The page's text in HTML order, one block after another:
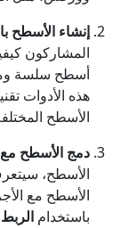
إنشاء الأسطح
المشاركون
أسطح سلسة
هذه الأدوات
الأسطح
دمج الأسطح مع
الأسطح،
الأسطح مع
باستخدام